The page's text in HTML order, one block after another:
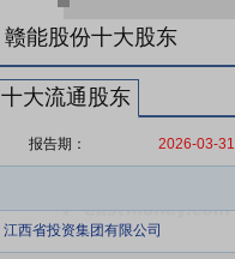
赣能股份十大股东
十大流通股东
报告期： 2026-03-31
江西省投资集团有限公司